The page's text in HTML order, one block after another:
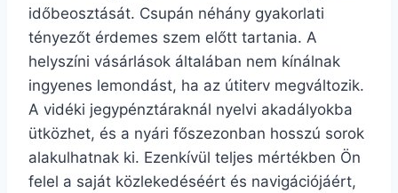
időbeosztását. Csupán néhány gyakorlati
tényezőt érdemes szem előtt tartania. A
helyszíni vásárlások általában nem kínálnak
ingyenes lemondást, ha az útiterv megváltozik.
A vidéki jegypénztáraknál nyelvi akadályokba
ütközhet, és a nyári főszezonban hosszú sorok
alakulhatnak ki. Ezenkívül teljes mértékben Ön
felel a saját közlekedéséért és navigációjáért,